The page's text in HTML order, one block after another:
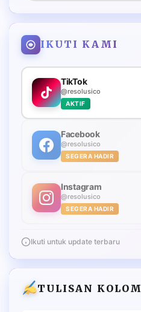
IKUTI KAMI
TikTok
@resolusico
AKTIF
Facebook
@resolusico
SEGERA HADIR
Instagram
@resolusico
SEGERA HADIR
Ikuti untuk update terbaru
TULISAN KOLOM